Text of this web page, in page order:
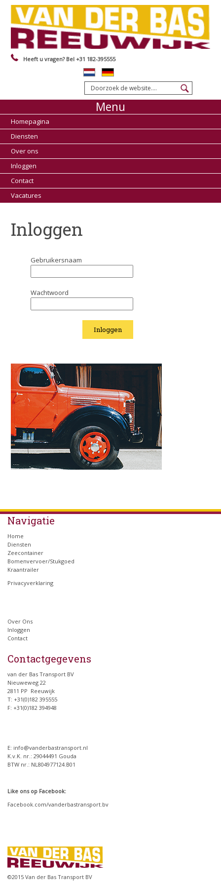
Heeft u vragen? Bel +31 182-395555
Menu
Homepagina
Diensten
Over ons
Inloggen
Contact
Vacatures
Inloggen
Gebruikersnaam
Wachtwoord
Navigatie
Home
Diensten
Zeecontainer
Bomenvervoer/Stukgoed
Kraantrailer
Privacyverklaring
Over Ons
Inloggen
Contact
Contactgegevens
van der Bas Transport BV
Nieuweweg 22
2811 PP Reeuwijk
T: +31(0)182 395555
F: +31(0)182 394948
E: info@vanderbastransport.nl
K.v.K. nr.: 29044491 Gouda
BTW nr.: NL804977124.B01
Like ons op Facebook:
Facebook.com/vanderbastransport.bv
©2015 Van der Bas Transport BV